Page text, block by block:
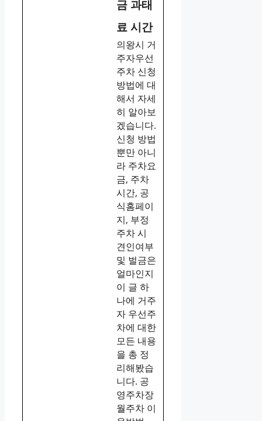
금 과태
료 시간
의왕시 거
주자우선
주차 신청
방법에 대
해서 자세
히 알아보
겠습니다.
신청 방법
뿐만 아니
라 주차요
금, 주차
시간, 공
식홈페이
지, 부정
주차 시
견인여부
및 벌금은
얼마인지
이 글 하
나에 거주
자 우선주
차에 대한
모든 내용
을 총 정
리해봤습
니다. 공
영주차장
월주차 이